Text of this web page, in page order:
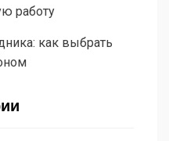
работу
как выбрать